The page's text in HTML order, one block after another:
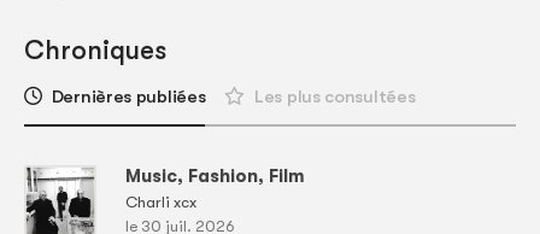
Chroniques
Dernières publiées Les plus consultées
Music, Fashion, Film
Charli xcx
le 30 juil. 2026